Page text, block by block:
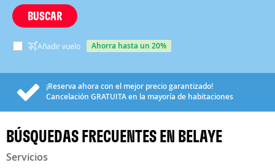
BUSCAR
Añadir vuelo ahorra hasta un 20%
¡Reserva ahora con el mejor precio garantizado!
Cancelación GRATUITAen la mayoría de habitaciones
BÚSQUEDAS FRECUENTES EN BELAYE
Servicios